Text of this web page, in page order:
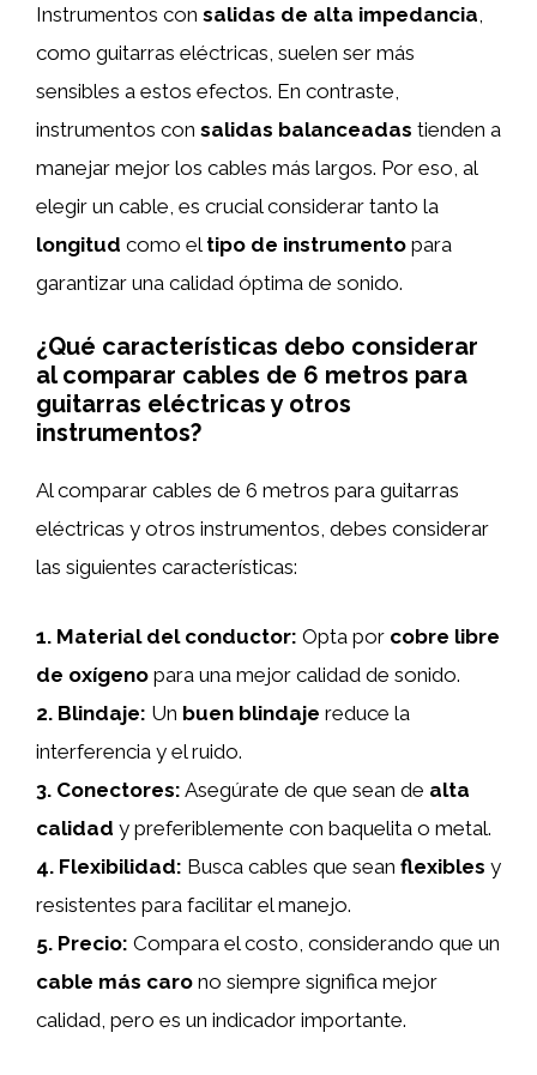
Instrumentos con salidas de alta impedancia
como guitarras eléctricas, suelen ser más
sensibles a estos efectos. En contraste,
instrumentos con salidas balanceadas tienden a
manejar mejor los cables más largos. Por eso, al
elegir un cable, es crucial considerar tanto la
longitud como el tipo de instrumento para
garantizar una calidad óptima de sonido.
¿Qué características debo considerar
al comparar cables de 6 metros para
guitarras eléctricas y otros
instrumentos?
Al comparar cables de 6 metros para guitarras
eléctricas y otros instrumentos, debes considerar
las siguientes características:
1. Material del conductor: Opta por cobre libre
de oxígeno para una mejor calidad de sonido.
2. Blindaje: Un buen blindaje reduce la
interferencia y el ruido.
3. Conectores: Asegúrate de que sean de alta
calidad y preferiblemente con baquelita o metal.
4. Flexibilidad: Busca cables que sean flexibles y
resistentes para facilitar el manejo.
5. Precio: Compara el costo, considerando que un
cable más caro no siempre significa mejor
calidad, pero es un indicador importante.